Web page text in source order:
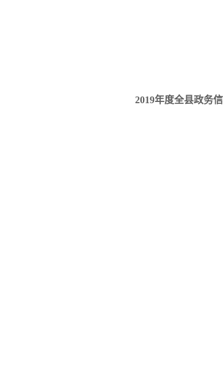
2019年度全县政务